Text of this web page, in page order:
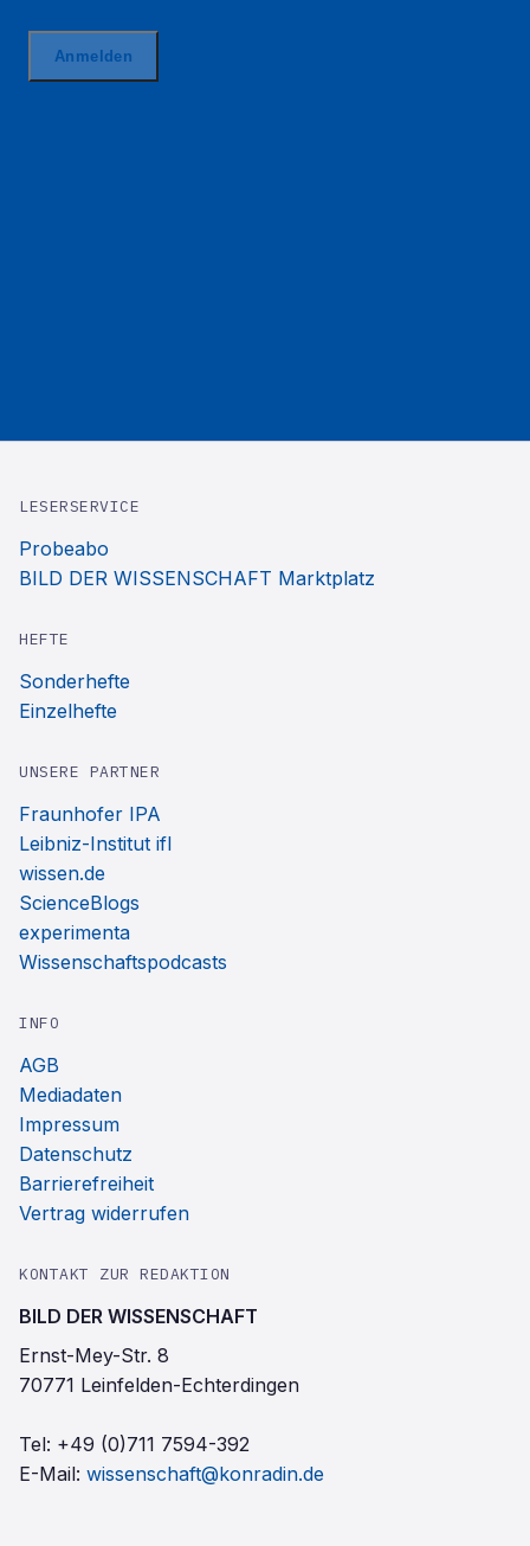
LESERSERVICE
Probeabo
BILD DER WISSENSCHAFT Marktplatz
HEFTE
Sonderhefte
Einzelhefte
UNSERE PARTNER
Fraunhofer IPA
Leibniz-Institut ifl
wissen.de
ScienceBlogs
experimenta
Wissenschaftspodcasts
INFO
AGB
Mediadaten
Impressum
Datenschutz
Barrierefreiheit
Vertrag widerrufen
KONTAKT ZUR REDAKTION
BILD DER WISSENSCHAFT
Ernst-Mey-Str. 8
70771 Leinfelden-Echterdingen
Tel: +49 (0)711 7594-392
E-Mail: wissenschaft@konradin.de